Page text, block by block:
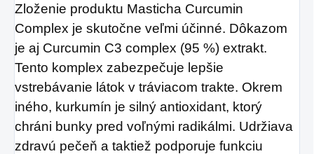
Zloženie produktu Masticha Curcumin
Complex je skutočne veľmi účinné. Dôkazom
je aj Curcumin C3 complex (95 %) extrakt.
Tento komplex zabezpečuje lepšie
vstrebávanie látok v tráviacom trakte. Okrem
iného, kurkumín je silný antioxidant, ktorý
chráni bunky pred voľnými radikálmi. Udržiava
zdravú pečeň a taktiež podporuje funkciu